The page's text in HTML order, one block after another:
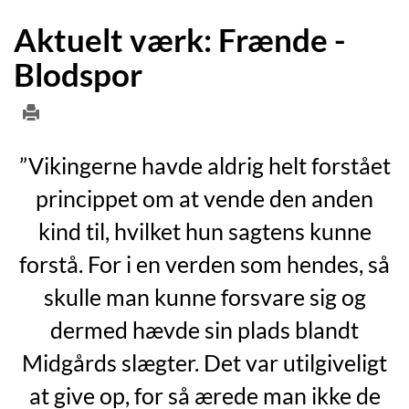
Aktuelt værk: Frænde -
Blodspor
”Vikingerne havde aldrig helt forstået
princippet om at vende den anden
kind til, hvilket hun sagtens kunne
forstå. For i en verden som hendes, så
skulle man kunne forsvare sig og
dermed hævde sin plads blandt
Midgårds slægter. Det var utilgiveligt
at give op, for så ærede man ikke de